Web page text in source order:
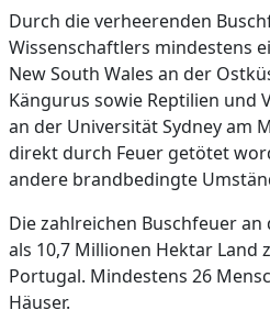
Durch die verheerenden
Wissenschaftlers mindestens
New South Wales an der
Kängurus sowie Reptilien und
an der Universität Sydney am
direkt durch Feuer getötet
andere brandbedingte
Die zahlreichen Buschfeuer
als 10,7 Millionen Hektar Land
Portugal. Mindestens 26
Häuser.